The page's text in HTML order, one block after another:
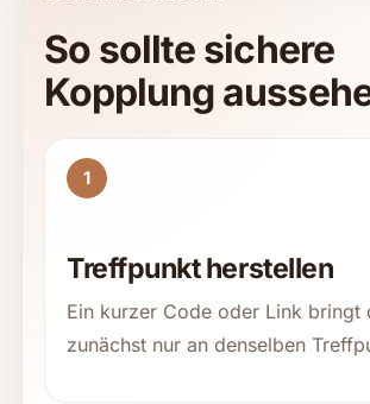
So sollte sichere
Kopplung
1
Treffpunkt herstellen
Ein kurzer Code oder Link bringt
zunächst nur an denselben